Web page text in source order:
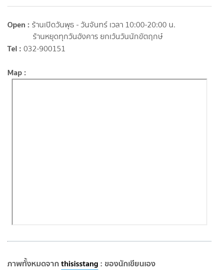
Open : ร้านเปิดวันพุธ - วันจันทร์ เวลา 10:00-20:00 น.
ร้านหยุดทุกวันอังคาร ยกเว้นวันนักขัตฤกษ์
Tel : 032-900151
Map :
ภาพทั้งหมดจากthisisstang : ของนักเขียนเอง